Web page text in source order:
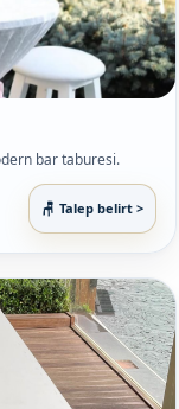
bar taburesi.
Talep belirt >